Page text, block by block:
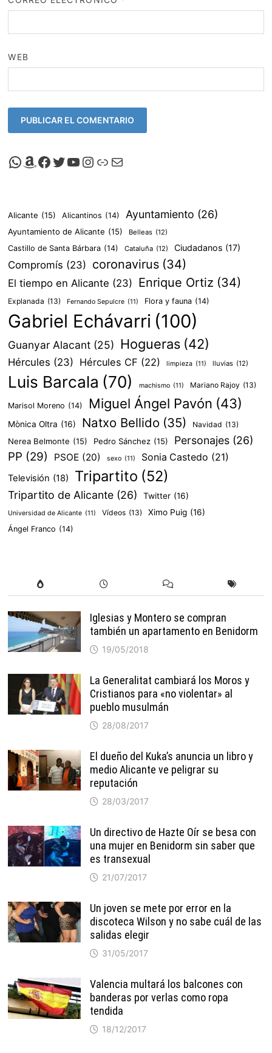
WEB
Canal de Whatsapp de Viscalacant
Comprar en Amazon
Facebook de Viscalacant
Twitter de Viscalacant
Canal de Youtube de Viscalacant
Instagram de Viscalacant
Viscalacant en Polkaverse
Correo electrónico
Alicante (15) Alicantinos (14) Ayuntamiento (26)
Ayuntamiento de Alicante (15) Belleas (12)
Castillo de Santa Bárbara (14) Cataluña (12) Ciudadanos (17)
Compromís (23) coronavirus (34)
El tiempo en Alicante (23) Enrique Ortiz (34)
Explanada (13) Fernando Sepulcre (11) Flora y fauna (14)
Gabriel Echávarri (100)
Guanyar Alacant (25) Hogueras (42)
Hércules (23) Hércules CF (22) limpieza (11) lluvias (12)
Luis Barcala (70) machismo (11) Mariano Rajoy (13)
Marisol Moreno (14) Miguel Ángel Pavón (43)
Mònica Oltra (16) Natxo Bellido (35) Navidad (13)
Nerea Belmonte (15) Pedro Sánchez (15) Personajes (26)
PP (29) PSOE (20) sexo (11) Sonia Castedo (21)
Televisión (18) Tripartito (52)
Tripartito de Alicante (26) Twitter (16)
Universidad de Alicante (11) Vídeos (13) Ximo Puig (16)
Ángel Franco (14)
Iglesias y Montero se compran
también un apartamento en Benidorm
19/05/2018
La Generalitat cambiará los Moros y
Cristianos para «no violentar» al
pueblo musulmán
28/08/2017
El dueño del Kuka’s anuncia un libro y
medio Alicante ve peligrar su
reputación
28/03/2017
Un directivo de Hazte Oír se besa con
una mujer en Benidorm sin saber que
es transexual
21/07/2017
Un joven se mete por error en la
discoteca Wilson y no sabe cuál de las
salidas elegir
31/05/2017
Valencia multará los balcones con
banderas por verlas como ropa
tendida
18/12/2017